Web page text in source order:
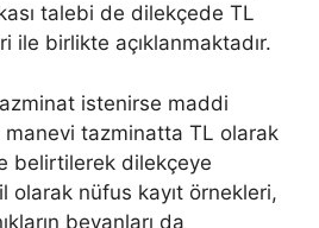
talebi de dilekçede TL
ile birlikte açıklanmaktadır.
istenirse maddi
tazminatta TL olarak
belirtilerek dilekçeye
olarak nüfus kayıt örnekleri,
beyanları da